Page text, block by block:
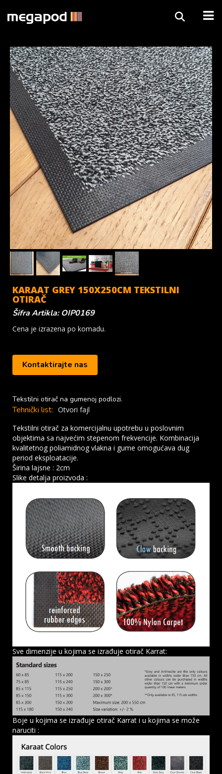
KARAAT GREY 150X250CM TEKSTILNI
OTIRAČ
Šifra Artikla: OIP0169
Cena je izrazena po komadu.
Kontaktirajte nas
Tekstilni otirač na gumenoj podlozi.
Tehnički list: Otvori fajl
Tekstilni otirač za komercijalnu upotrebu u poslovnim
objektima sa najvećim stepenom frekvencije. Kombinacija
kvalitetnog poliamidnog vlakna i gume omogućava dug
period eksploatacije.
Širina lajsne : 2cm
Slike detalja proizvoda :
Sve dimenzije u kojima se izrađuje otirač Karrat:
Boje u kojima se izrađuje otirač Karrat i u kojima se može
naruciti :